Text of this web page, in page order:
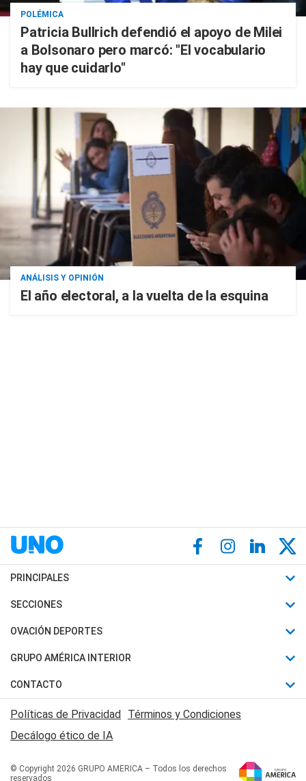
POLÉMICA
Patricia Bullrich defendió el apoyo de Milei
a Bolsonaro pero marcó: "El vocabulario
hay que cuidarlo"
ANÁLISIS Y OPINIÓN
El año electoral, a la vuelta de la esquina
PRINCIPALES
Últimas Noticias
Política
Judiciales
Economia
SECCIONES
Horóscopo
Motores
Trucos caseros
Series y Películas
Edictos y Solicitadas
OVACIÓN DEPORTES
Fútbol
Mundial
Automovilismo
Rugby
Básquet
GRUPO AMÉRICA INTERIOR
Canal 7 en Vivo
San Juan 8
CONTACTO
Acerca de Nosotros
Contactanos
Políticas de Privacidad Términos y Condiciones
Decálogo ético de IA
© Copyright 2026 GRUPO AMERICA – Todos los derechos
reservados